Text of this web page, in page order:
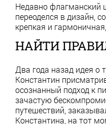
Недавно флагманский
переоделся в дизайн,
крепкая и
НАЙТИ
Два года назад идея о
Константин
осознанный подход к
зачастую
путешествий,
Константина, на тот